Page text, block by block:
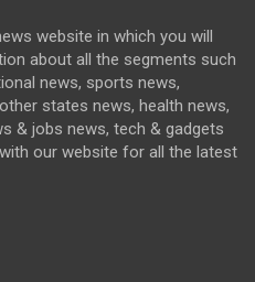
website in which you will
about all the segments such
news, sports news,
states news, health news,
& jobs news, tech & gadgets
our website for all the latest